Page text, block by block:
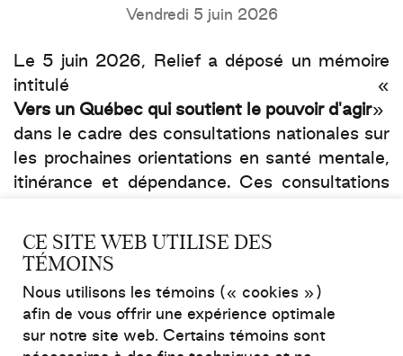
Vendredi 5 juin 2026
Le 5 juin 2026, Relief a déposé un mémoire
intitulé «
Vers un Québec qui soutient le pouvoir d'agir»
dans le cadre des consultations nationales sur
les prochaines orientations en santé mentale,
itinérance et dépendance. Ces consultations
plan d'action interministériel en santé mentale
et représentent une occasion importante de
poursuivre la transformation du système
québécois de santé et de services sociaux.
Dans la rédaction du présent mémoire, nous
CE SITE WEB UTILISE DES
TÉMOINS
Nous utilisons les témoins (« cookies »)
afin de vous offrir une expérience optimale
sur notre site web. Certains témoins sont